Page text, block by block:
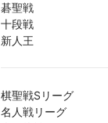
碁聖戦
十段戦
新人王
棋聖戦Sリーグ
名人戦リーグ